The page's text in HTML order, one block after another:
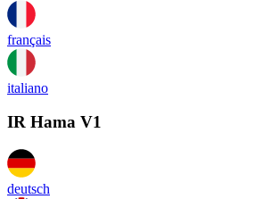
français
italiano
IR Hama V1
deutsch